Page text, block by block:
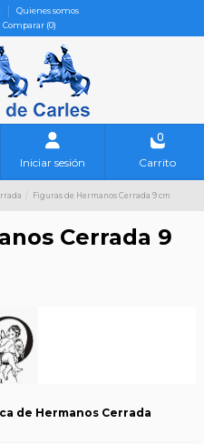
Quienes somos
Comparar (0)
Iniciar sesión
0
Carrito
Figuras de Hermanos Cerrada 9 cm
Cerrada 9
de Hermanos Cerrada